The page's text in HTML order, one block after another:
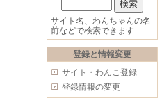
サイト名、わんちゃんの名
前などで検索できます
登録と情報変更
サイト・わんこ登録
登録情報の変更